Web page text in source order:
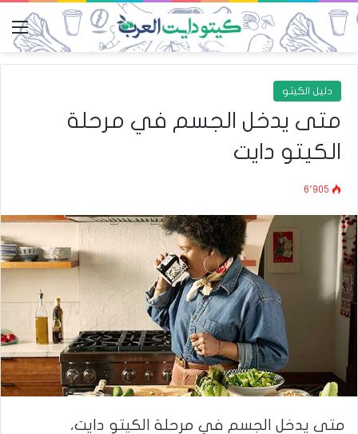
دليل الكيتو
متى يدخل الجسم في مرحلة
الكيتو دايت
6٬905
متى يدخل الجسم في مرحلة الكيتو دايت،